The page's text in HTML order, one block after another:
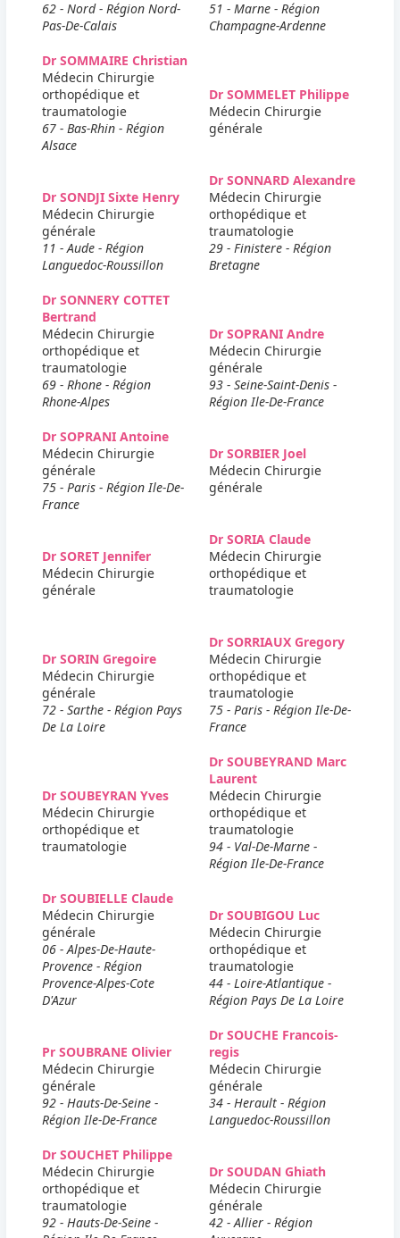
62 - Nord - Région Nord-
Pas-De-Calais
51 - Marne - Région
Champagne-Ardenne
Dr SOMMAIRE Christian
Médecin Chirurgie
orthopédique et
traumatologie
67 - Bas-Rhin - Région
Alsace
Dr SOMMELET Philippe
Médecin Chirurgie
générale
Dr SONDJI Sixte Henry
Médecin Chirurgie
générale
11 - Aude - Région
Languedoc-Roussillon
Dr SONNARD Alexandre
Médecin Chirurgie
orthopédique et
traumatologie
29 - Finistere - Région
Bretagne
Dr SONNERY COTTET
Bertrand
Médecin Chirurgie
orthopédique et
traumatologie
69 - Rhone - Région
Rhone-Alpes
Dr SOPRANI Andre
Médecin Chirurgie
générale
93 - Seine-Saint-Denis -
Région Ile-De-France
Dr SOPRANI Antoine
Médecin Chirurgie
générale
75 - Paris - Région Ile-De-
France
Dr SORBIER Joel
Médecin Chirurgie
générale
Dr SORET Jennifer
Médecin Chirurgie
générale
Dr SORIA Claude
Médecin Chirurgie
orthopédique et
traumatologie
Dr SORIN Gregoire
Médecin Chirurgie
générale
72 - Sarthe - Région Pays
De La Loire
Dr SORRIAUX Gregory
Médecin Chirurgie
orthopédique et
traumatologie
75 - Paris - Région Ile-De-
France
Dr SOUBEYRAN Yves
Médecin Chirurgie
orthopédique et
traumatologie
Dr SOUBEYRAND Marc
Laurent
Médecin Chirurgie
orthopédique et
traumatologie
94 - Val-De-Marne -
Région Ile-De-France
Dr SOUBIELLE Claude
Médecin Chirurgie
générale
06 - Alpes-De-Haute-
Provence - Région
Provence-Alpes-Cote
D'Azur
Dr SOUBIGOU Luc
Médecin Chirurgie
orthopédique et
traumatologie
44 - Loire-Atlantique -
Région Pays De La Loire
Pr SOUBRANE Olivier
Médecin Chirurgie
générale
92 - Hauts-De-Seine -
Région Ile-De-France
Dr SOUCHE Francois-
regis
Médecin Chirurgie
générale
34 - Herault - Région
Languedoc-Roussillon
Dr SOUCHET Philippe
Médecin Chirurgie
orthopédique et
traumatologie
92 - Hauts-De-Seine -
Dr SOUDAN Ghiath
Médecin Chirurgie
générale
42 - Allier - Région